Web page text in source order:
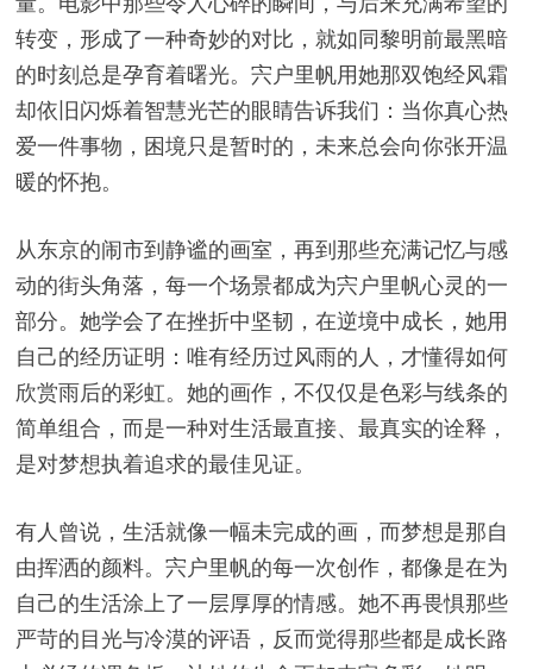
转变，形成了一种奇妙的对比，就如同黎明前最黑暗
的时刻总是孕育着曙光。宍户里帆用她那双饱经风霜
却依旧闪烁着智慧光芒的眼睛告诉我们：当你真心热
爱一件事物，困境只是暂时的，未来总会向你张开温
暖的怀抱。
从东京的闹市到静谧的画室，再到那些充满记忆与感
动的街头角落，每一个场景都成为宍户里帆心灵的一
部分。她学会了在挫折中坚韧，在逆境中成长，她用
自己的经历证明：唯有经历过风雨的人，才懂得如何
欣赏雨后的彩虹。她的画作，不仅仅是色彩与线条的
简单组合，而是一种对生活最直接、最真实的诠释，
是对梦想执着追求的最佳见证。
有人曾说，生活就像一幅未完成的画，而梦想是那自
由挥洒的颜料。宍户里帆的每一次创作，都像是在为
自己的生活涂上了一层厚厚的情感。她不再畏惧那些
严苛的目光与冷漠的评语，反而觉得那些都是成长路